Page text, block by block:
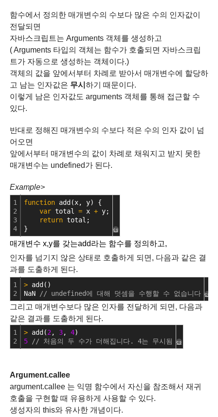
함수에서 정의한 매개변수의 수보다 많은 수의 인자값이
전달되면
자바스크립트는 Arguments 객체를 생성하고
( Arguments 타입의 객체는 함수가 호출되면 자바스크립
트가 자동으로 생성하는 객체이다.)
객체의 값을 앞에서부터 차례로 받아서 매개변수에 할당하
고 남는 인자값은 무시 하기 때문이다.
이렇게 남은 인자값도 arguments 객체를 통해 접근할 수
있다.
반대로 정해진 매개변수의 수보다 적은 수의 인자 값이 넘
어오면
앞에서부터 매개변수의 값이 차례로 채워지고 받지 못한
매개변수는 undefined가 된다.
Example>
1
2
3
4
function add(x, y) {
var total = x + y;
return total;
}
cs
매개변수 x,y를 갖는add라는 함수를 정의하고,
인자를 넘기지 않은 상태로 호출하게 되면, 다음과 같은 결
과를 도출하게 된다.
1
2
> add()
NaN // undefined에 대해 덧셈을 수행할 수 없습니다 cs
그리고 매개변수보다 많은 인자를 전달하게 되면, 다음과
같은 결과를 도출하게 된다.
1
2
> add(2, 3, 4)
5 // 처음의 두 수가 더해집니다. 4는 무시됨 cs
Argument.callee
argument.callee 는 익명 함수에서 자신을 참조해서 재귀
호출을 구현할 때 유용하게 사용할 수 있다.
생성자의 this와 유사한 개념이다.